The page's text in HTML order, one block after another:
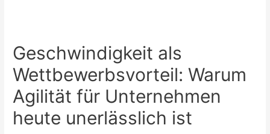
Geschwindigkeit als
Wettbewerbsvorteil: Warum
Agilität für Unternehmen
heute unerlässlich ist